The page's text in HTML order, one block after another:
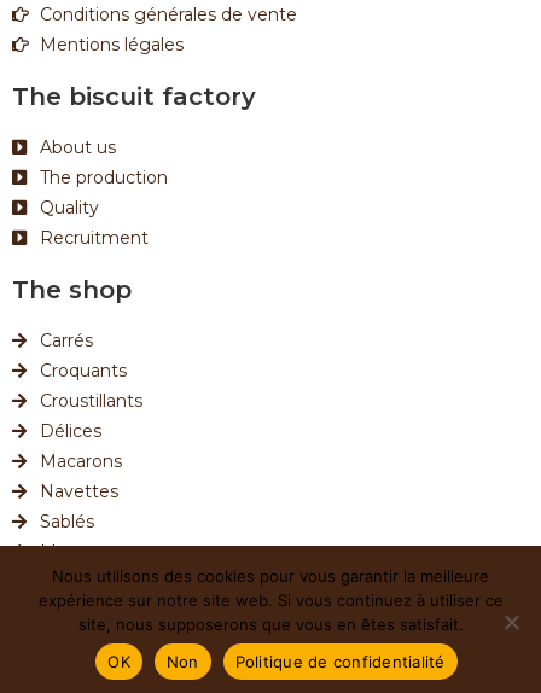
Conditions générales de vente
Mentions légales
The biscuit factory
About us
The production
Quality
Recruitment
The shop
Carrés
Croquants
Croustillants
Délices
Macarons
Navettes
Sablés
Mon compte
Paiement
Panier
© Copyright – Biscuiterie Sainte Victoire/ Designed by –
Alice's World
Nous utilisons des cookies pour vous garantir la meilleure
expérience sur notre site web. Si vous continuez à utiliser ce
site, nous supposerons que vous en êtes satisfait.
OK
Non Politique de confidentialité